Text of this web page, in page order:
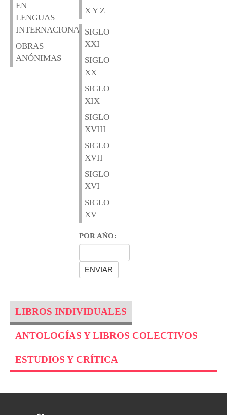
EN
LENGUAS
INTERNACIONALES
OBRAS
ANÓNIMAS
X Y Z
SIGLO
XXI
SIGLO
XX
SIGLO
XIX
SIGLO
XVIII
SIGLO
XVII
SIGLO
XVI
SIGLO
XV
POR AÑO:
LIBROS INDIVIDUALES
ANTOLOGÍAS Y LIBROS COLECTIVOS
ESTUDIOS Y CRÍTICA